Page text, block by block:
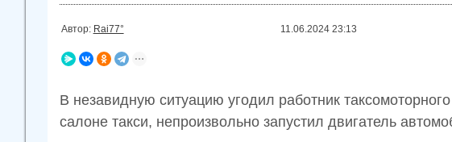
Автор: Rai77° 11.06.2024 23:13
В незавидную ситуацию угодил работник
салоне такси, непроизвольно запустил двигатель